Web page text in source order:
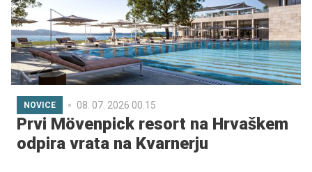
NOVICE 08. 07. 2026 00.15
Prvi Mövenpick resort na Hrvaškem
odpira vrata na Kvarnerju